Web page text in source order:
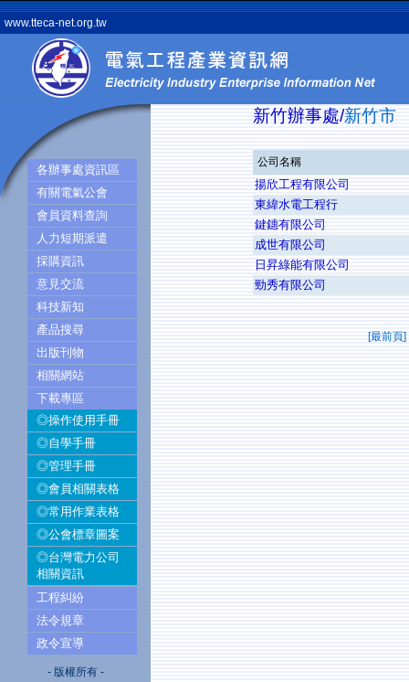
www.tteca-net.org.tw
各辦事處資訊區
有關電氣公會
會員資料查詢
人力短期派遣
採購資訊
意見交流
科技新知
產品搜尋
出版刊物
相關網站
下載專區
◎操作使用手冊
◎自學手冊
◎管理手冊
◎會員相關表格
◎常用作業表格
◎公會標章圖案
◎台灣電力公司
相關資訊
工程糾紛
法令規章
政令宣導
- 版權所有 -
新竹辦事處/新竹市
公司名稱
揚欣工程有限公司
東緯水電工程行
鍵鏸有限公司
成世有限公司
日昇綠能有限公司
勁秀有限公司
[最前頁]